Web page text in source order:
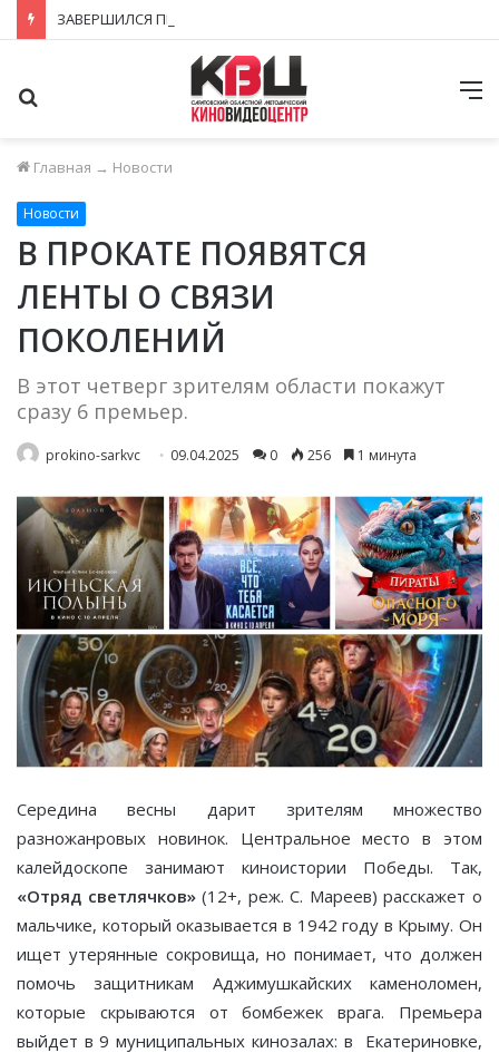
Главная → Новости
Новости
В ПРОКАТЕ ПОЯВЯТСЯ
ЛЕНТЫ О СВЯЗИ
ПОКОЛЕНИЙ
В этот четверг зрителям области покажут
сразу 6 премьер.
prokino-sarkvc 09.04.2025 0 256 1 минута
Середина весны дарит зрителям множество
разножанровых новинок. Центральное место в этом
калейдоскопе занимают киноистории Победы. Так,
«Отряд светлячков»(12+, реж. С. Мареев) расскажет о
мальчике, который оказывается в 1942 году в Крыму. Он
ищет утерянные сокровища, но понимает, что должен
помочь защитникам Аджимушкайских каменоломен,
которые скрываются от бомбежек врага. Премьера
выйдет в 9 муниципальных кинозалах: в Екатериновке,